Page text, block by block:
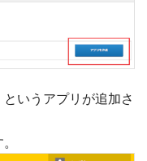
いうアプリが追加さ